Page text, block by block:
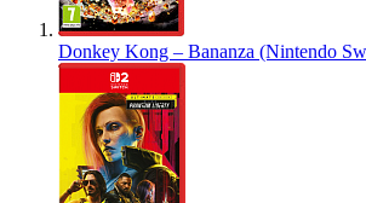
Donkey Kong – Bananza (Nintendo